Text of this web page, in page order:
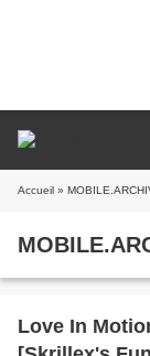
Accueil »
Love In